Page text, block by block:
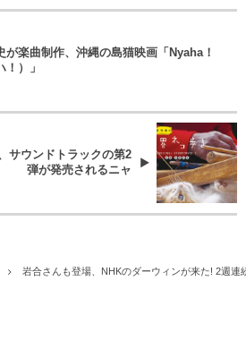
が楽曲制作、沖縄の島猫映画「Nyaha！
！）」
サウンドトラックの第2
弾が発売されるニャ
岩合さんも登場、NHKのダーウィンが来た! 2週連